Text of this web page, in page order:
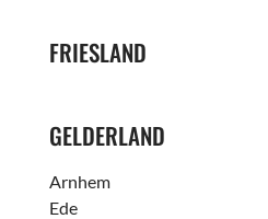
FRIESLAND
GELDERLAND
Arnhem
Ede